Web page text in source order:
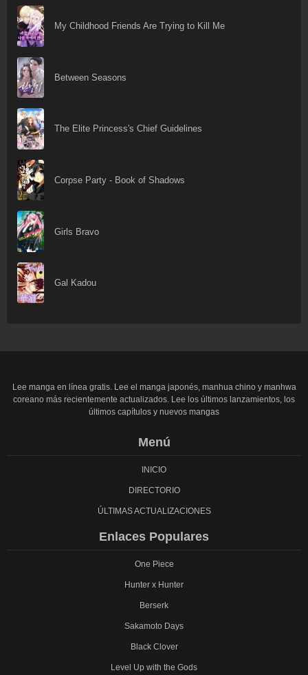
My Childhood Friends Are Trying to Kill Me
Between Seasons
The Elite Princess's Chief Guidelines
Corpse Party - Book of Shadows
Girls Bravo
Gal Kadou
Lee manga en línea gratis. Lee el manga japonés, manhua chino y manhwa
coreano más recientemente actualizados. Lee los últimos lanzamientos, los
últimos capítulos y nuevos mangas
Menú
INICIO
DIRECTORIO
ÚLTIMAS ACTUALIZACIONES
Enlaces Populares
One Piece
Hunter x Hunter
Berserk
Sakamoto Days
Black Clover
Level Up with the Gods